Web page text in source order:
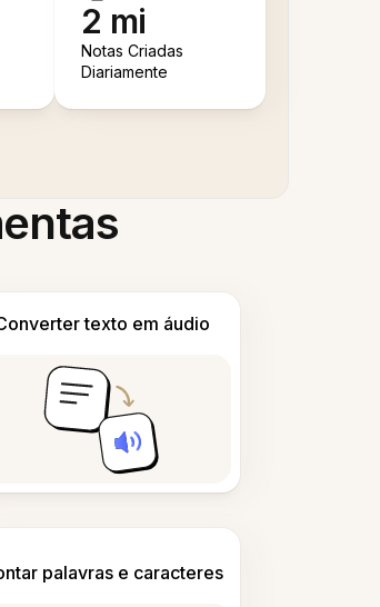
2 mi
Notas Criadas
Diariamente
texto em áudio
palavras e caracteres